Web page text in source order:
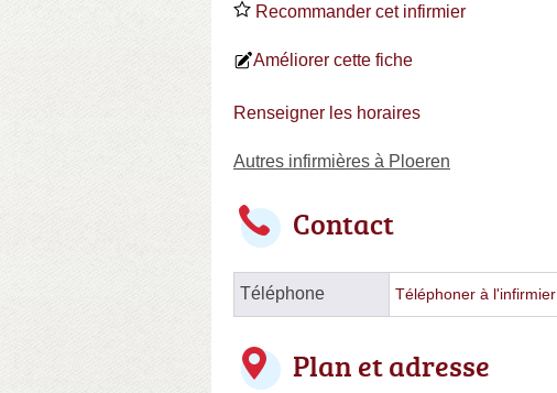
Recommander cet infirmier
Améliorer cette fiche
Renseigner les horaires
Autres infirmières à Ploeren
Contact
Téléphone Téléphoner à l'infirmier
Plan et adresse